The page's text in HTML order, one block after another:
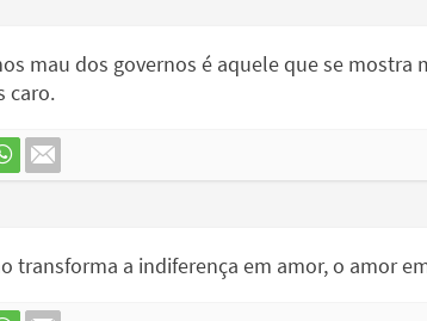
mau dos governos é aquele que se mostra
caro.
transforma a indiferença em amor, o amor